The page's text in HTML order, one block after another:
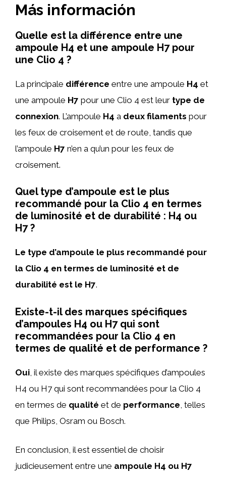
Más información
Quelle est la différence entre une
ampoule H4 et une ampoule H7 pour
une Clio 4 ?
La principale différence entre une ampoule H4 et
une ampoule H7 pour une Clio 4 est leur type de
connexion. L’ampoule H4 a deux filaments pour
les feux de croisement et de route, tandis que
l’ampoule H7 n’en a qu’un pour les feux de
croisement.
Quel type d’ampoule est le plus
recommandé pour la Clio 4 en termes
de luminosité et de durabilité : H4 ou
H7 ?
Le type d’ampoule le plus recommandé pour
la Clio 4 en termes de luminosité et de
durabilité est le H7.
Existe-t-il des marques spécifiques
d’ampoules H4 ou H7 qui sont
recommandées pour la Clio 4 en
termes de qualité et de performance ?
Oui , il existe des marques spécifiques d’ampoules
H4 ou H7 qui sont recommandées pour la Clio 4
en termes de qualité et de performance , telles
que Philips, Osram ou Bosch.
En conclusion, il est essentiel de choisir
judicieusement entre une ampoule H4 ou H7